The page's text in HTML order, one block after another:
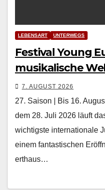
LEBENSART UNTERWEGS
Festival Young
musikalische
7. AUGUST 2026
27. Saison | Bis 16.
dem 28. Juli 2026 läuft
wichtig­ste inter­na­tionale
einem fan­tastis­chen
erthaus…